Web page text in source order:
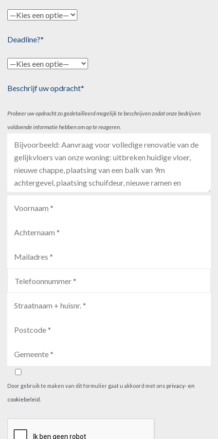
Deadline?*
Beschrijf uw opdracht*
Probeer uw opdracht zo gedetailleerd mogelijk te beschrijven zodat onze bedrijven
voldoende informatie hebben om op te reageren.
Door gebruik te maken van dit formulier gaat u akkoord met ons privacy- en
cookiebeleid